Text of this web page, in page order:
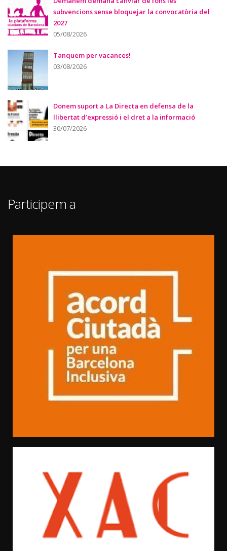
subvencions sense bloquejar la convocatòria del
2027
05/08/2026
Tanquem per vacances!
03/08/2026
Donem suport a La Directa en defensa de la
llibertat d’expressió i el dret a la informació
30/07/2026
Participem a